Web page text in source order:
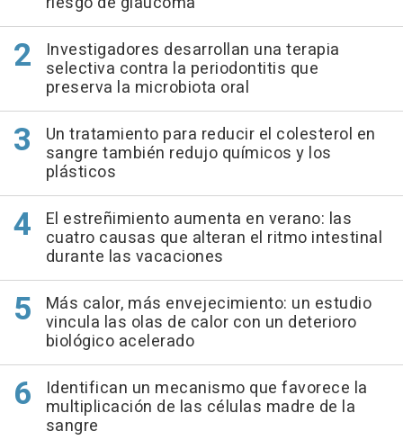
Investigadores desarrollan una terapia
selectiva contra la periodontitis que
preserva la microbiota oral
Un tratamiento para reducir el colesterol en
sangre también redujo químicos y los
plásticos
El estreñimiento aumenta en verano: las
cuatro causas que alteran el ritmo intestinal
durante las vacaciones
Más calor, más envejecimiento: un estudio
vincula las olas de calor con un deterioro
biológico acelerado
Identifican un mecanismo que favorece la
multiplicación de las células madre de la
sangre